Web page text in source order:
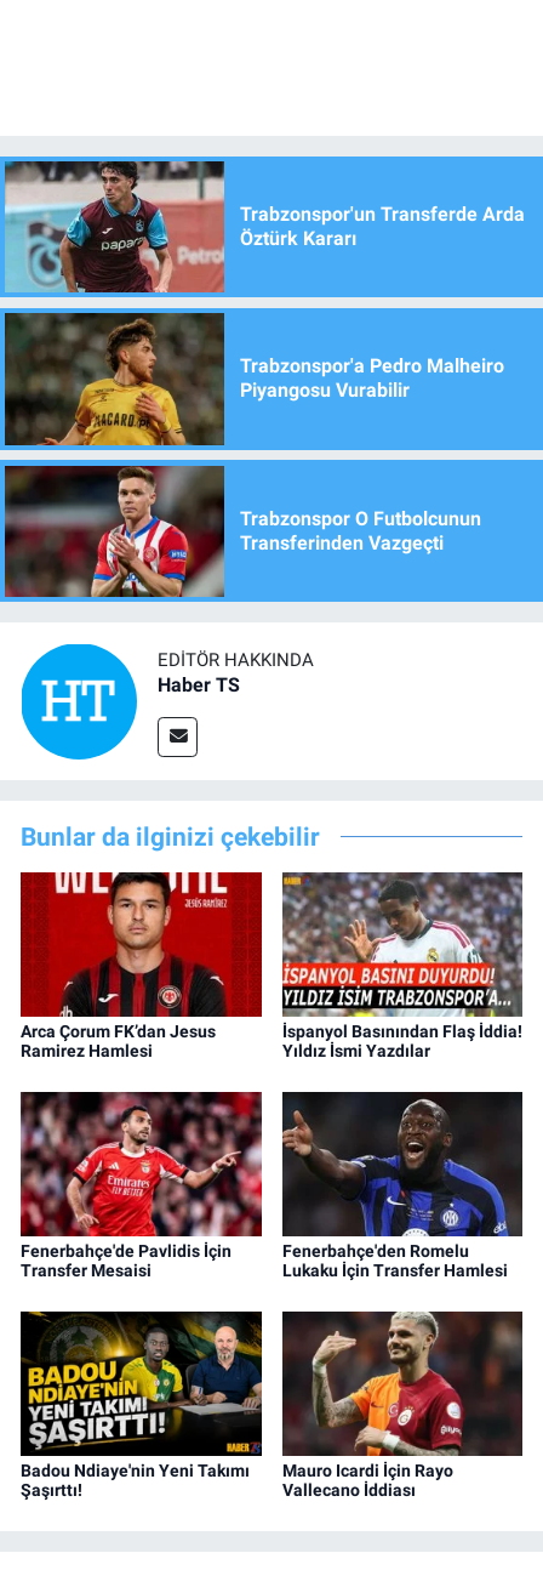
Trabzonspor'un Transferde Arda
Öztürk Kararı
Trabzonspor'a Pedro Malheiro
Piyangosu Vurabilir
Trabzonspor O Futbolcunun
Transferinden Vazgeçti
EDITÖR HAKKINDA
Haber TS
Bunlar da ilginizi çekebilir
Arca Çorum FK’dan Jesus
Ramirez Hamlesi
İspanyol Basınından Flaş İddia!
Yıldız İsmi Yazdılar
Fenerbahçe'de Pavlidis İçin
Transfer Mesaisi
Fenerbahçe'den Romelu
Lukaku İçin Transfer Hamlesi
Badou Ndiaye'nin Yeni Takımı
Şaşırttı!
Mauro Icardi İçin Rayo
Vallecano İddiası